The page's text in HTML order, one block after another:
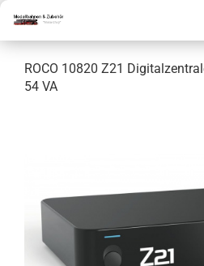
ROCO 10820 Z21
54 VA